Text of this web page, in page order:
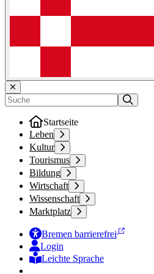
Startseite
Leben
Kultur
Tourismus
Bildung
Wirtschaft
Wissenschaft
Marktplatz
Bremen barrierefrei
Login
Leichte Sprache